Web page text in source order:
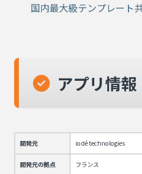
国内最大級テンプレート
アプリ情報
開発元 iodé technologies
開発元の拠点 フランス